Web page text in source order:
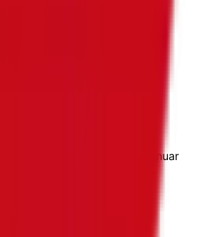
envío a su carrito para continuar